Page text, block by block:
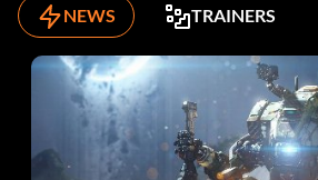
NEWS TRAINERS